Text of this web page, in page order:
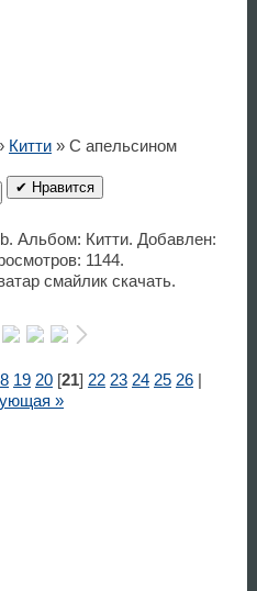
Китти» С апельсином
✔ Нравится
Альбом: Китти. Добавлен:
1144.
смайлик скачать.
19 20[21] 22 23 24 25 26|
»